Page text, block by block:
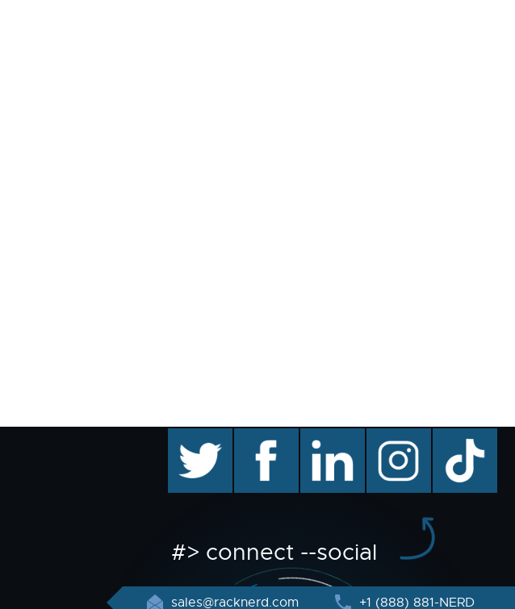
facebook linkedin instagram TikTok
#> connect --social
sales@racknerd.com +1 (888) 881-NERD